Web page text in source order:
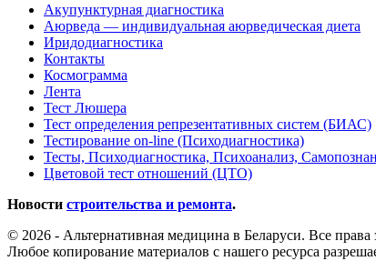
Акупунктурная диагностика
Аюрведа — индивидуальная аюрведическая диета
Иридодиагностика
Контакты
Космограмма
Лента
Тест Люшера
Тест определения репрезентативных систем (БИАС)
Тестирование on-line (Психодиагностика)
Тесты, Психодиагностика, Психоанализ,
Цветовой тест отношений (ЦТО)
Новости строительства и ремонта.
© 2026 - Альтернативная медицина в Беларуси. Все
Любое копирование материалов с нашего ресурса